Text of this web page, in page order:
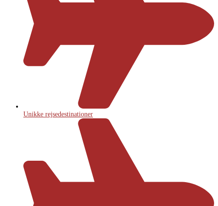
Unikke rejsedestinationer